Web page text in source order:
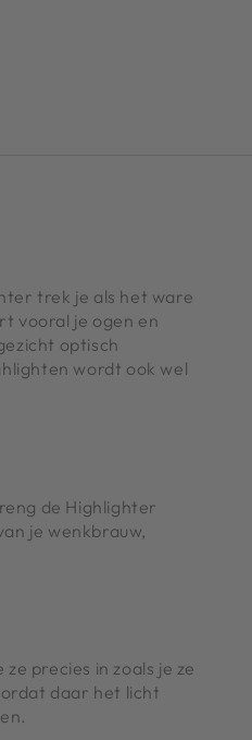
trek je als het ware
vooral je ogen en
optisch
wordt ook wel
de Highlighter
je wenkbrauw,
precies in zoals je ze
daar het licht